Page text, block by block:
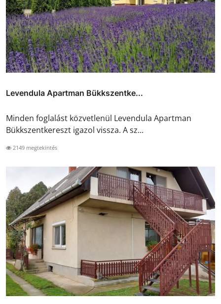
Levendula Apartman Bükkszentke...
Minden foglalást közvetlenül Levendula Apartman
Bükkszentkereszt igazol vissza. A sz...
2149 megtekintés